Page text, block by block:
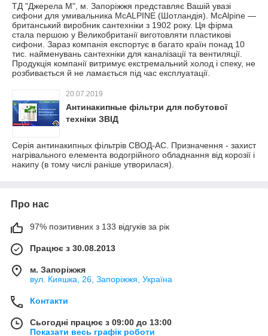
ТД "Джерела М", м. Запоріжжя представляє Вашій увазі
сифони для умивальника McALPINE (Шотландія). McAlpine —
британський виробник сантехніки з 1902 року. Ця фірма
стала першою у Великобританії виготовляти пластикові
сифони. Зараз компанія експортує в багато країн понад 10
тис. найменувань сантехніки для каналізації та вентиляції.
Продукція компанії витримує екстремальний холод і спеку, не
розбивається й не ламається під час експлуатації.
20.07.2019
Антинакипные фільтри для побутової
техніки ЗВІД
Серія антинакипных фільтрів СВОД-АС. Призначення - захист
нагрівального елемента водогрійного обладнання від корозії і
накипу (в тому числі раніше утворилася).
Про нас
97% позитивних з 133 відгуків за рік
Працює з 30.08.2013
м. Запоріжжя
вул. Кияшка, 26, Запоріжжя, Україна
Контакти
Сьогодні працює з 09:00 до 13:00
Показати весь графік роботи